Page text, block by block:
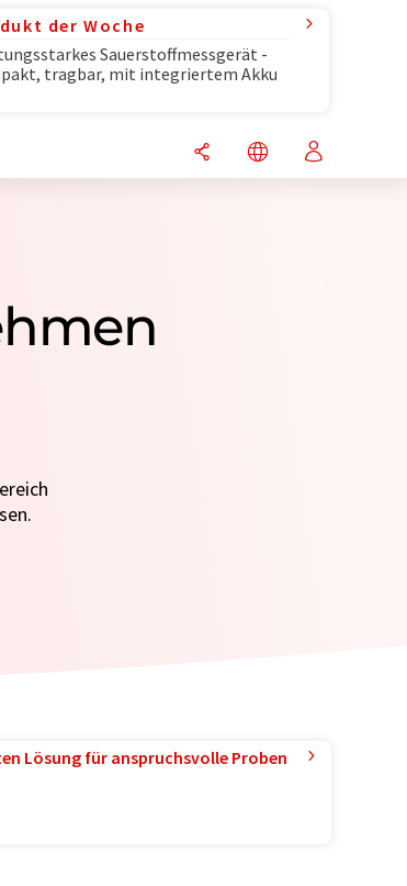
der Woche
Sauerstoffmessgerät -
tragbar, mit integriertem Akku
Lösung für anspruchsvolle Proben